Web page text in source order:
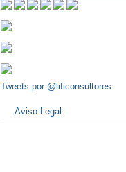
Tweets por @lificonsultores
Aviso Legal